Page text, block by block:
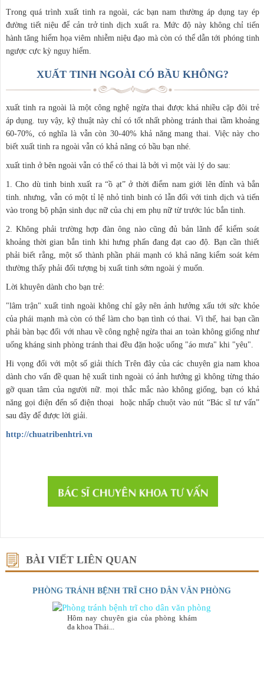
Trong quá trình xuất tinh ra ngoài, các bạn nam thường áp dụng tay ép
đường tiết niệu để cản trở tinh dịch xuất ra. Mức độ này không chỉ tiến
hành tăng hiểm họa viêm nhiễm niệu đạo mà còn có thể dẫn tới phóng tinh
ngược cực kỳ nguy hiểm.
XUẤT TINH NGOÀI CÓ BẦU KHÔNG?
xuất tinh ra ngoài là một công nghệ ngừa thai được khá nhiều cặp đôi trẻ
áp dụng. tuy vậy, kỹ thuật này chỉ có tốt nhất phòng tránh thai tầm khoảng
60-70%, có nghĩa là vẫn còn 30-40% khả năng mang thai. Việc này cho
biết xuất tinh ra ngoài vẫn có khả năng có bầu bạn nhé.
xuất tinh ở bên ngoài vẫn có thể có thai là bởi vì một vài lý do sau:
1. Cho dù tinh binh xuất ra “ồ ạt” ở thời điểm nam giới lên đỉnh và bắn
tinh. nhưng, vẫn có một tỉ lệ nhỏ tinh binh có lẫn đối với tinh dịch và tiến
vào trong bộ phận sinh dục nữ của chị em phụ nữ từ trước lúc bắn tinh.
2. Không phải trường hợp đàn ông nào cũng đủ bản lãnh để kiểm soát
khoảng thời gian bắn tinh khi hưng phấn đang đạt cao độ. Bạn cần thiết
phải biết rằng, một số thành phần phái mạnh có khả năng kiểm soát kém
thường thấy phải đối tượng bị xuất tinh sớm ngoài ý muốn.
Lời khuyên dành cho bạn trẻ:
"lâm trận" xuất tinh ngoài không chỉ gây nên ảnh hưởng xấu tới sức khỏe
của phái mạnh mà còn có thể làm cho bạn tình có thai. Vì thế, hai bạn cần
phải bàn bạc đối với nhau về công nghệ ngừa thai an toàn không giống như
uống kháng sinh phòng tránh thai đều đặn hoặc uống "áo mưa" khi "yêu".
Hi vọng đối với một số giải thích Trên đây của các chuyên gia nam khoa
dành cho vấn đề quan hệ xuất tinh ngoài có ảnh hưởng gì không từng tháo
gỡ quan tâm của người nữ. mọi thắc mắc nào không giống, bạn có khả
năng gọi điện đến số điện thoại hoặc nhấp chuột vào nút “Bác sĩ tư vấn”
sau đây để được lời giải.
http://chuatribenhtri.vn
BÀI VIẾT LIÊN QUAN
PHÒNG TRÁNH BỆNH TRĨ CHO DÂN VĂN PHÒNG
Hôm nay chuyên gia của phòng khám
đa khoa Thái...